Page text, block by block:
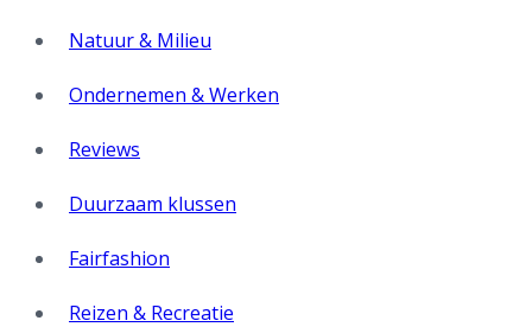
Natuur & Milieu
Ondernemen & Werken
Reviews
Duurzaam klussen
Fairfashion
Reizen & Recreatie